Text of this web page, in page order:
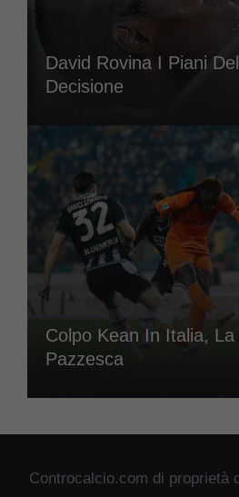
David Rovina I Piani
Decisione
Colpo Kean In Italia,
Pazzesca
Controcalcio.com di proprietà